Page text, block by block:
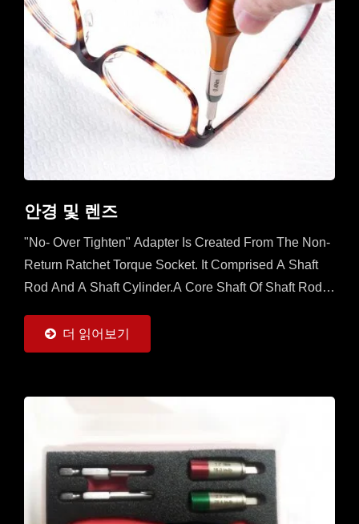
안경 및 렌즈
"No- Over Tighten" Adapter Is Created From The Non-
Return Ratchet Torque Socket. It Comprised A Shaft
Rod And A Shaft Cylinder.A Core Shaft Of Shaft Rod Is
더 읽어보기